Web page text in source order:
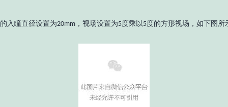
入瞳直径设置为20mm ，视场设置为5度乘以5度的方形视场，如下图所